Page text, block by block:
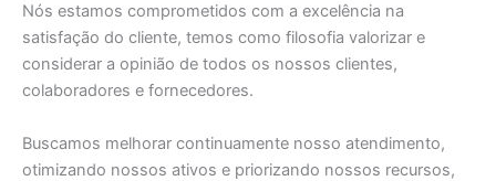
Nós estamos comprometidos com a excelência na
satisfação do cliente, temos como filosofia valorizar e
considerar a opinião de todos os nossos clientes,
colaboradores e fornecedores.
Buscamos melhorar continuamente nosso atendimento,
otimizando nossos ativos e priorizando nossos recursos,